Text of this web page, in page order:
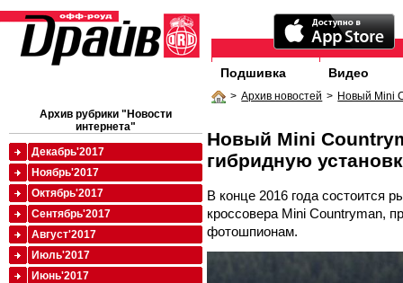
Подшивка Видео
> Архив новостей > Новый Mini
Новый Mini
гибридную
В конце 2016 года состоится
кроссовера Mini Countryman,
фотошпионам.
Архив рубрики "Новости
интернета"
Декабрь'2017
Ноябрь'2017
Октябрь'2017
Сентябрь'2017
Август'2017
Июль'2017
Июнь'2017